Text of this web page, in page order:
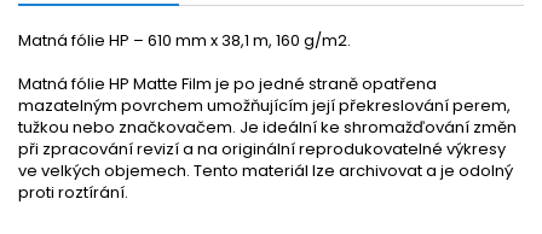
Matná fólie HP – 610 mm x 38,1 m, 160 g/m2.
Matná fólie HP Matte Film je po jedné straně opatřena
mazatelným povrchem umožňujícím její překreslování perem,
tužkou nebo značkovačem. Je ideální ke shromažďování změn
při zpracování revizí a na originální reprodukovatelné výkresy
ve velkých objemech. Tento materiál lze archivovat a je odolný
proti roztírání.